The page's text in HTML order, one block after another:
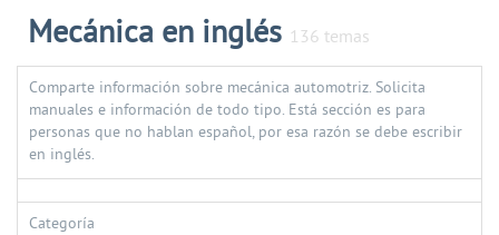
Mecánica en inglés 136 temas
Comparte información sobre mecánica automotriz. Solicita
manuales e información de todo tipo. Está sección es para
personas que no hablan español, por esa razón se debe escribir
en inglés.
Categoría